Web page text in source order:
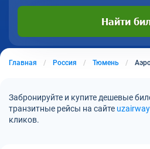
Найти
Главная Россия Тюмень
Забронируйте и купите дешевые
транзитные рейсы на сайте
кликов.